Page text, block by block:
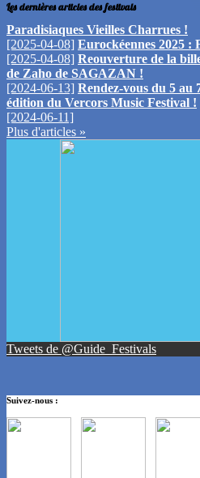
Les dernières articles des festivals
Paradisiaques Vieilles Charrues !
[2025-04-08] Eurockéennes 2025 :
[2025-04-08] Reouverture de la
de Zaho de SAGAZAN !
[2024-06-13] Rendez-vous du 5 au
édition du Vercors Music Festival !
[2024-06-11]
Plus d'articles »
Tweets de @Guide_Festivals
Suivez-nous :